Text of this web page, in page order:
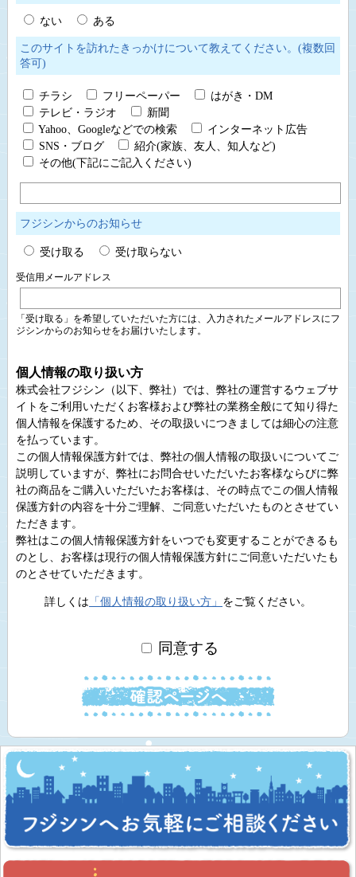
ない ある
このサイトを訪れたきっかけについて教えてください。(複数回
答可)
チラシ フリーペーパー
はがき・DM
テレビ・ラジオ
新聞
Yahoo、Googleなどでの検索
インターネット広告
SNS・ブログ
紹介(家族、友人、知人など)
その他(下記にご記入ください)
フジシンからのお知らせ
受け取る 受け取らない
受信用メールアドレス
「受け取る」を希望していただいた方には、入力されたメールアドレスにフ
ジシンからのお知らせをお届けいたします。
個人情報の取り扱い方
株式会社フジシン（以下、弊社）では、弊社の運営するウェブサ
イトをご利用いただくお客様および弊社の業務全般にて知り得た
個人情報を保護するため、その取扱いにつきましては細心の注意
を払っています。
この個人情報保護方針では、弊社の個人情報の取扱いについてご
説明していますが、弊社にお問合せいただいたお客様ならびに弊
社の商品をご購入いただいたお客様は、その時点でこの個人情報
保護方針の内容を十分ご理解、ご同意いただいたものとさせてい
ただきます。
弊社はこの個人情報保護方針をいつでも変更することができるも
のとし、お客様は現行の個人情報保護方針にご同意いただいたも
のとさせていただきます。
詳しくは 「個人情報の取り扱い方」 をご覧ください。
同意する